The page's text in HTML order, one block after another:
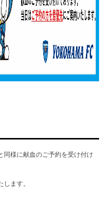
同様に献血のご予約を受け付け
します。